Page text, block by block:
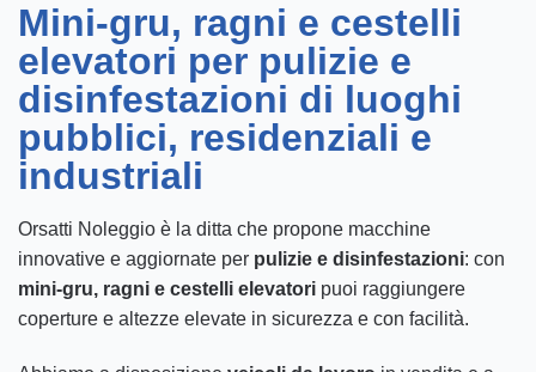
Mini-gru, ragni e cestelli
elevatori per pulizie e
disinfestazioni di luoghi
pubblici, residenziali e
industriali
Orsatti Noleggio è la ditta che propone macchine
innovative e aggiornate per pulizie e disinfestazioni: con
mini-gru, ragni e cestelli elevatori puoi raggiungere
coperture e altezze elevate in sicurezza e con facilità.